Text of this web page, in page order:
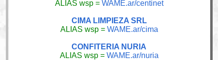
ALIAS wsp = WAME.ar/centinet
CIMA LIMPIEZA SRL
ALIAS wsp = WAME.ar/cima
CONFITERIA NURIA
ALIAS wsp = WAME.ar/nuria